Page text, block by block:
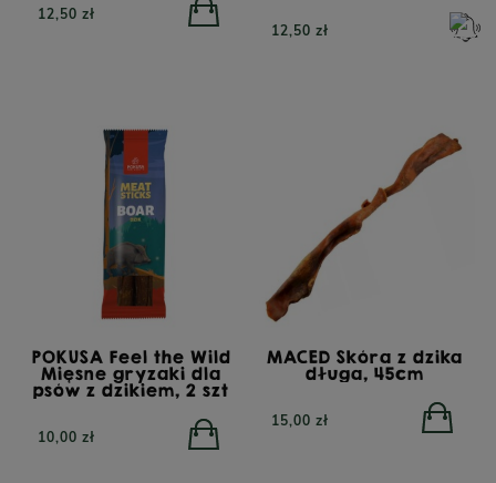
12,50 zł
12,50 zł
POKUSA Feel the Wild
Mięsne gryzaki dla
psów z dzikiem, 2 szt
10,00 zł
MACED Skóra z dzika
długa, 45cm
15,00 zł